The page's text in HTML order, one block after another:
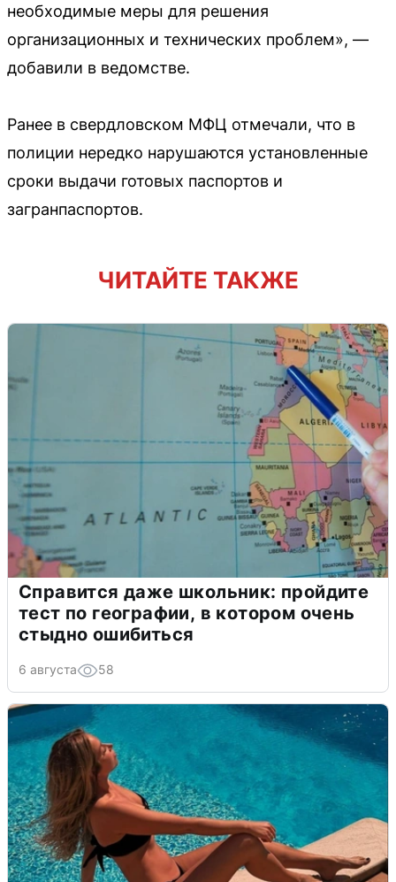
необходимые меры для решения
организационных и технических проблем», —
добавили в ведомстве.
Ранее в свердловском МФЦ отмечали, что в
полиции нередко нарушаются установленные
сроки выдачи готовых паспортов и
загранпаспортов.
ЧИТАЙТЕ ТАКЖЕ
Справится даже школьник: пройдите
тест по географии, в котором очень
стыдно ошибиться
6 августа 58